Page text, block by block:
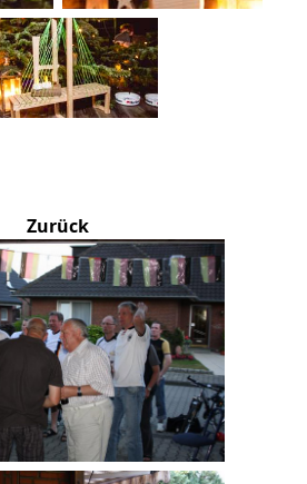
Zurück